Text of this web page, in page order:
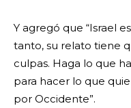
Y agregó que “Israel
tanto, su relato tiene
culpas. Haga lo que
para hacer lo que
por Occidente”.